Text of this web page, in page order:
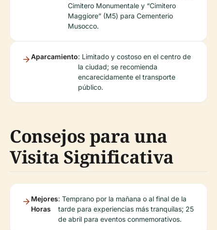
Cimitero Monumentale y “Cimitero
Maggiore” (M5) para Cementerio
Musocco.
Aparcamiento: Limitado y costoso en el centro de
la ciudad; se recomienda
encarecidamente el transporte
público.
Consejos para una
Visita Significativa
Mejores
Horas
: Temprano por la mañana o al final de la
tarde para experiencias más tranquilas; 25
de abril para eventos conmemorativos.